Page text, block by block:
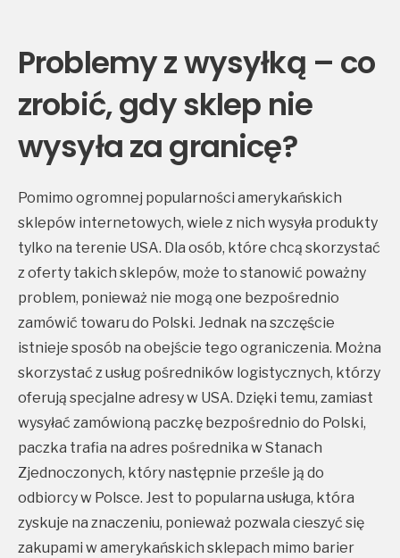
Problemy z wysyłką – co
zrobić, gdy sklep nie
wysyła za granicę?
Pomimo ogromnej popularności amerykańskich
sklepów internetowych, wiele z nich wysyła produkty
tylko na terenie USA. Dla osób, które chcą skorzystać
z oferty takich sklepów, może to stanowić poważny
problem, ponieważ nie mogą one bezpośrednio
zamówić towaru do Polski. Jednak na szczęście
istnieje sposób na obejście tego ograniczenia. Można
skorzystać z usług pośredników logistycznych, którzy
oferują specjalne adresy w USA. Dzięki temu, zamiast
wysyłać zamówioną paczkę bezpośrednio do Polski,
paczka trafia na adres pośrednika w Stanach
Zjednoczonych, który następnie prześle ją do
odbiorcy w Polsce. Jest to popularna usługa, która
zyskuje na znaczeniu, ponieważ pozwala cieszyć się
zakupami w amerykańskich sklepach mimo barier